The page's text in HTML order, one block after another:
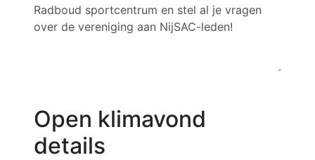
Open klimavond
details